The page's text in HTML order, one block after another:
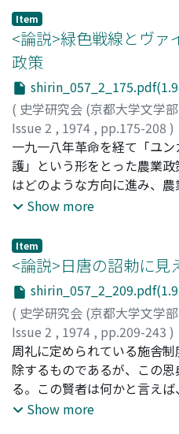
Item
<論説>緑色戦線とヴァ
政策
( 史学研究会 (京都大学文学
Issue 2 , 1974 , pp.175-208 )
豊永, 泰子;Toyonaga, Y;ト
一九一八年革命を経て「ユ
護」という形をとった農業
はどのような方向に進み、農
ったのだろうか。農業者のナ
業者の統一戦線たる「緑色戦
問を考察してゆく。戦線は相
政策にそった層が農業恐慌
り、意志の統一をはかったも
産物価格政策のうち穀物につ
ことに成功した。しかし第二
価格の引き上げ運動の段階
よび世界経済恐慌の激化と
策は戦線の射程距離をはなれ
線を推進した農民は運動の結
Show more
Item
<論説>日唐の詔勅に見
( 史学研究会 (京都大学文学
Issue 2 , 1974 , pp.209-243 )
曾我部, 静雄;Sogabe, Shizuo
周礼に定められている施舎
除するものであるが、この
る。この賢者は何かと言えば
などである。この周礼の施舎
Show more